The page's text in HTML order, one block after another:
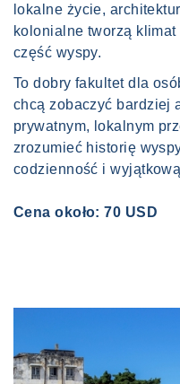
lokalne życie,
kolonialne tworzą
część wyspy.
To dobry fakultet dla
chcą zobaczyć bardziej
prywatnym, lokalnym
zrozumieć historię
codzienność i
Cena około: 70 USD